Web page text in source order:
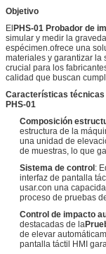
Objetivo
ElPHS-01 Probador de
simular y medir la
espécimen.ofrece una
materiales y garantizar la
crucial para los
calidad que buscan
Características técnicas
PHS-01
Composición
estructura de la
una unidad de
de muestras, lo que
Sistema de control:
interfaz de pantalla
usar.con una
proceso de pruebas
Control de impacto
destacadas de la
de elevar
pantalla táctil HMI